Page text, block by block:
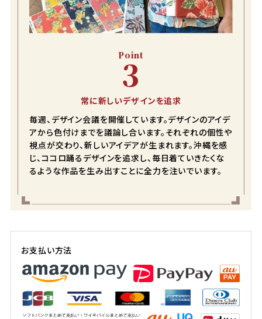
4L
¥13,090
在庫数 1
カートに入れる
カートに入れる
Point
3
常に新しいデザインを追求
毎週、デザイン会議を開催しています。デザインのアイデ
アから色付けまでを議論し合います。それぞれの個性や
視点が交わり、新しいアイデアが生まれます。沖縄を感
じ、ココロ踊るデザインを追求し、毎日着ていきたくな
るような作品を生み出すことに全力を注いでいます。
お支払い方法